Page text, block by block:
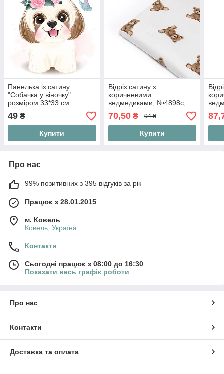
Панелька із сатину
"Собачка у віночку"
розміром 33*33 см
49 ₴
Купити
Відріз сатину з
коричневими
ведмедиками, №4898с,
розмір 48*160 см
70,50₴ 94 ₴
Купити
Про нас
99% позитивних з 395 відгуків за рік
Працює з 28.01.2015
м. Ковель
Ковель, Україна
Контакти
Сьогодні працює з 08:00 до 16:30
Показати весь графік роботи
Про нас
Контакти
Доставка та оплата